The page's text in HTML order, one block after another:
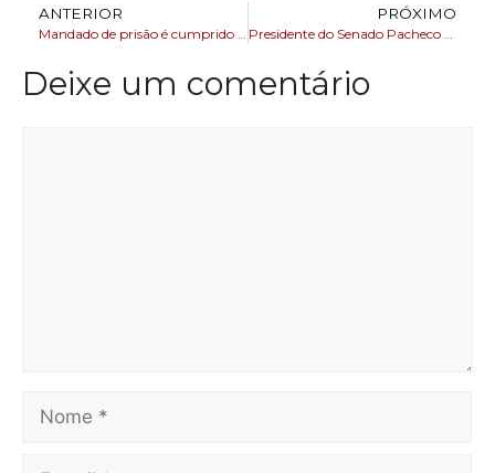
ANTERIOR
Mandado de prisão é cumprido durante abordagem na praça de pedágio de Simões Filho (BA)
PRÓXIMO
Presidente do Senado Pacheco pede prudência em pedido de impeachment do Ministro Moraes
Deixe um comentário